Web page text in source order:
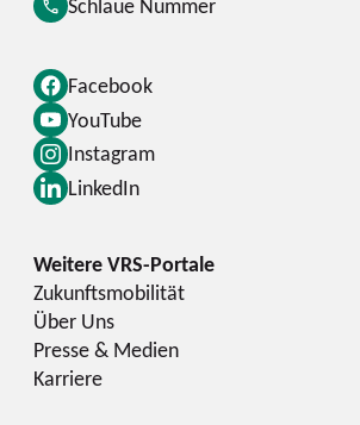
Facebook
YouTube
Instagram
LinkedIn
Schlaue Nummer
Zukunftsmobilität
Über Uns
Presse & Medien
Karriere